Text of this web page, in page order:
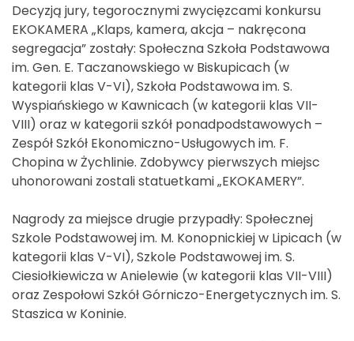
Decyzją jury, tegorocznymi zwycięzcami konkursu
EKOKAMERA „Klaps, kamera, akcja – nakręcona
segregacja” zostały: Społeczna Szkoła Podstawowa
im. Gen. E. Taczanowskiego w Biskupicach (w
kategorii klas V-VI), Szkoła Podstawowa im. S.
Wyspiańskiego w Kawnicach (w kategorii klas VII-
VIII) oraz w kategorii szkół ponadpodstawowych –
Zespół Szkół Ekonomiczno-Usługowych im. F.
Chopina w Żychlinie. Zdobywcy pierwszych miejsc
uhonorowani zostali statuetkami „EKOKAMERY”.
Nagrody za miejsce drugie przypadły: Społecznej
Szkole Podstawowej im. M. Konopnickiej w Lipicach (w
kategorii klas V-VI), Szkole Podstawowej im. S.
Ciesiołkiewicza w Anielewie (w kategorii klas VII-VIII)
oraz Zespołowi Szkół Górniczo-Energetycznych im. S.
Staszica w Koninie.